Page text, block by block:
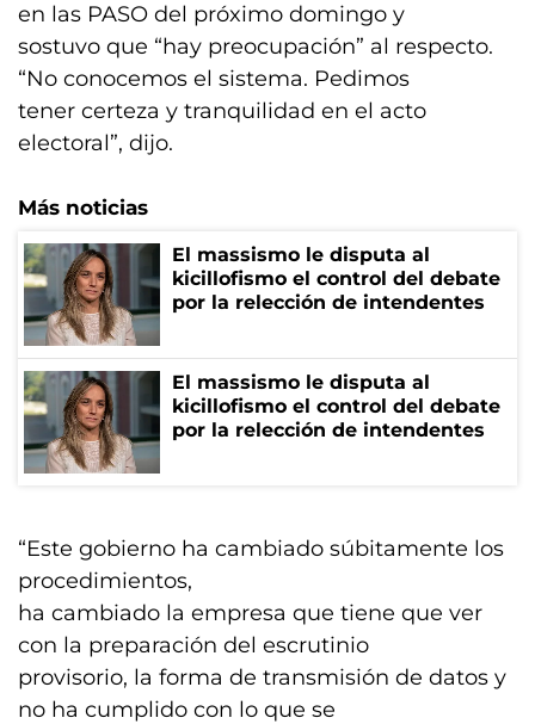
en las PASO del próximo domingo y
sostuvo que “hay preocupación” al respecto.
“No conocemos el sistema. Pedimos
tener certeza y tranquilidad en el acto
electoral”, dijo.
Más noticias
El massismo le disputa al
kicillofismo el control del debate
por la relección de intendentes
El massismo le disputa al
kicillofismo el control del debate
por la relección de intendentes
“Este gobierno ha cambiado súbitamente los
procedimientos,
ha cambiado la empresa que tiene que ver
con la preparación del escrutinio
provisorio, la forma de transmisión de datos y
no ha cumplido con lo que se